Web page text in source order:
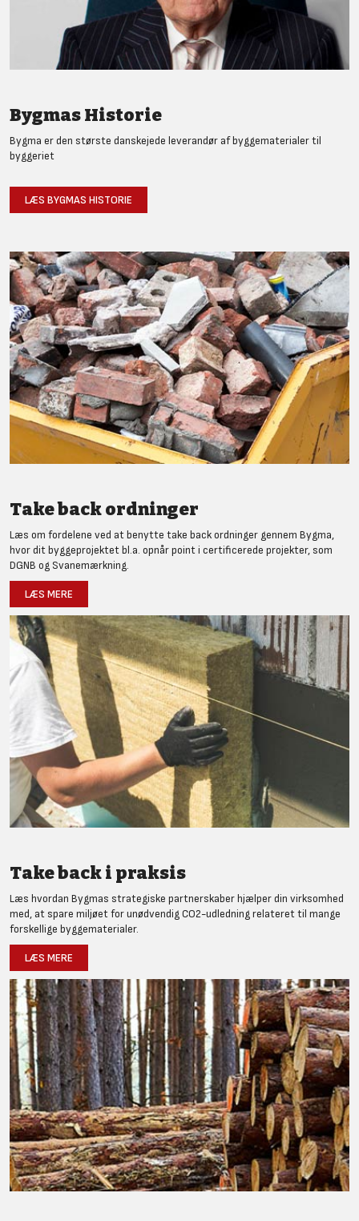
Bygmas Historie
Bygma er den største danskejede leverandør af byggematerialer til
byggeriet
LÆS BYGMAS HISTORIE
Take back ordninger
Læs om fordelene ved at benytte take back ordninger gennem Bygma,
hvor dit byggeprojektet bl.a. opnår point i certificerede projekter, som
DGNB og Svanemærkning.
LÆS MERE
Take back i praksis
Læs hvordan Bygmas strategiske partnerskaber hjælper din virksomhed
med, at spare miljøet for unødvendig CO2-udledning relateret til mange
forskellige byggematerialer.
LÆS MERE